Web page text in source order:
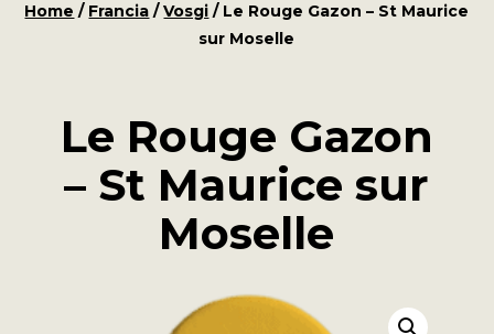
Home / Francia /Vosgi / Le Rouge Gazon – St Maurice
sur Moselle
Le Rouge Gazon
– St Maurice sur
Moselle